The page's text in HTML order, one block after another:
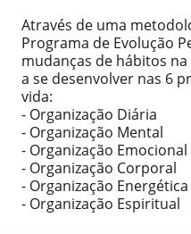
Através de uma
Programa de Evolução
mudanças de hábitos
a se desenvolver nas 6
vida:
- Organização Diária
- Organização Mental
- Organização Emocional
- Organização Corporal
- Organização Energética
- Organização Espiritual